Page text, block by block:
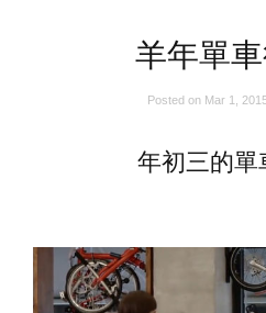
羊年單
Posted on Mar 1,
年初三的單